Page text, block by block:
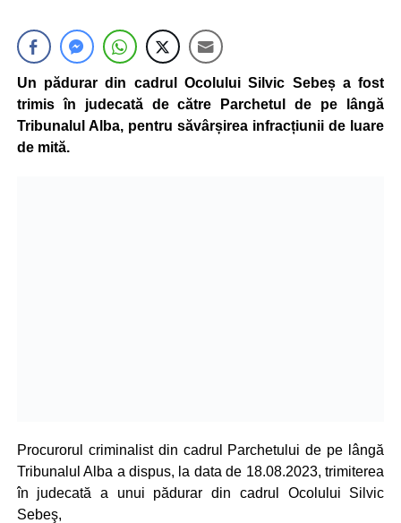
Un pădurar din cadrul Ocolului Silvic Sebeș a fost
trimis în judecată de către Parchetul de pe lângă
Tribunalul Alba, pentru săvârșirea infracțiunii de luare
de mită.
Procurorul criminalist din cadrul Parchetului de pe lângă
Tribunalul Alba a dispus, la data de 18.08.2023, trimiterea
în judecată a unui pădurar din cadrul Ocolului Silvic
Sebeş,